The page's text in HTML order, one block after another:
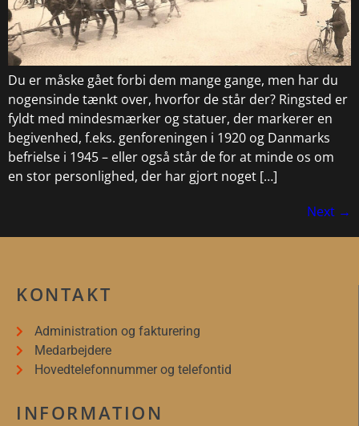
Du er måske gået forbi dem mange gange, men har du
nogensinde tænkt over, hvorfor de står der? Ringsted er
fyldt med mindesmærker og statuer, der markerer en
begivenhed, f.eks. genforeningen i 1920 og Danmarks
befrielse i 1945 – eller også står de for at minde os om
en stor personlighed, der har gjort noget […]
Next →
KONTAKT
Administration og fakturering
Medarbejdere
Hovedtelefonnummer og telefontid
INFORMATION